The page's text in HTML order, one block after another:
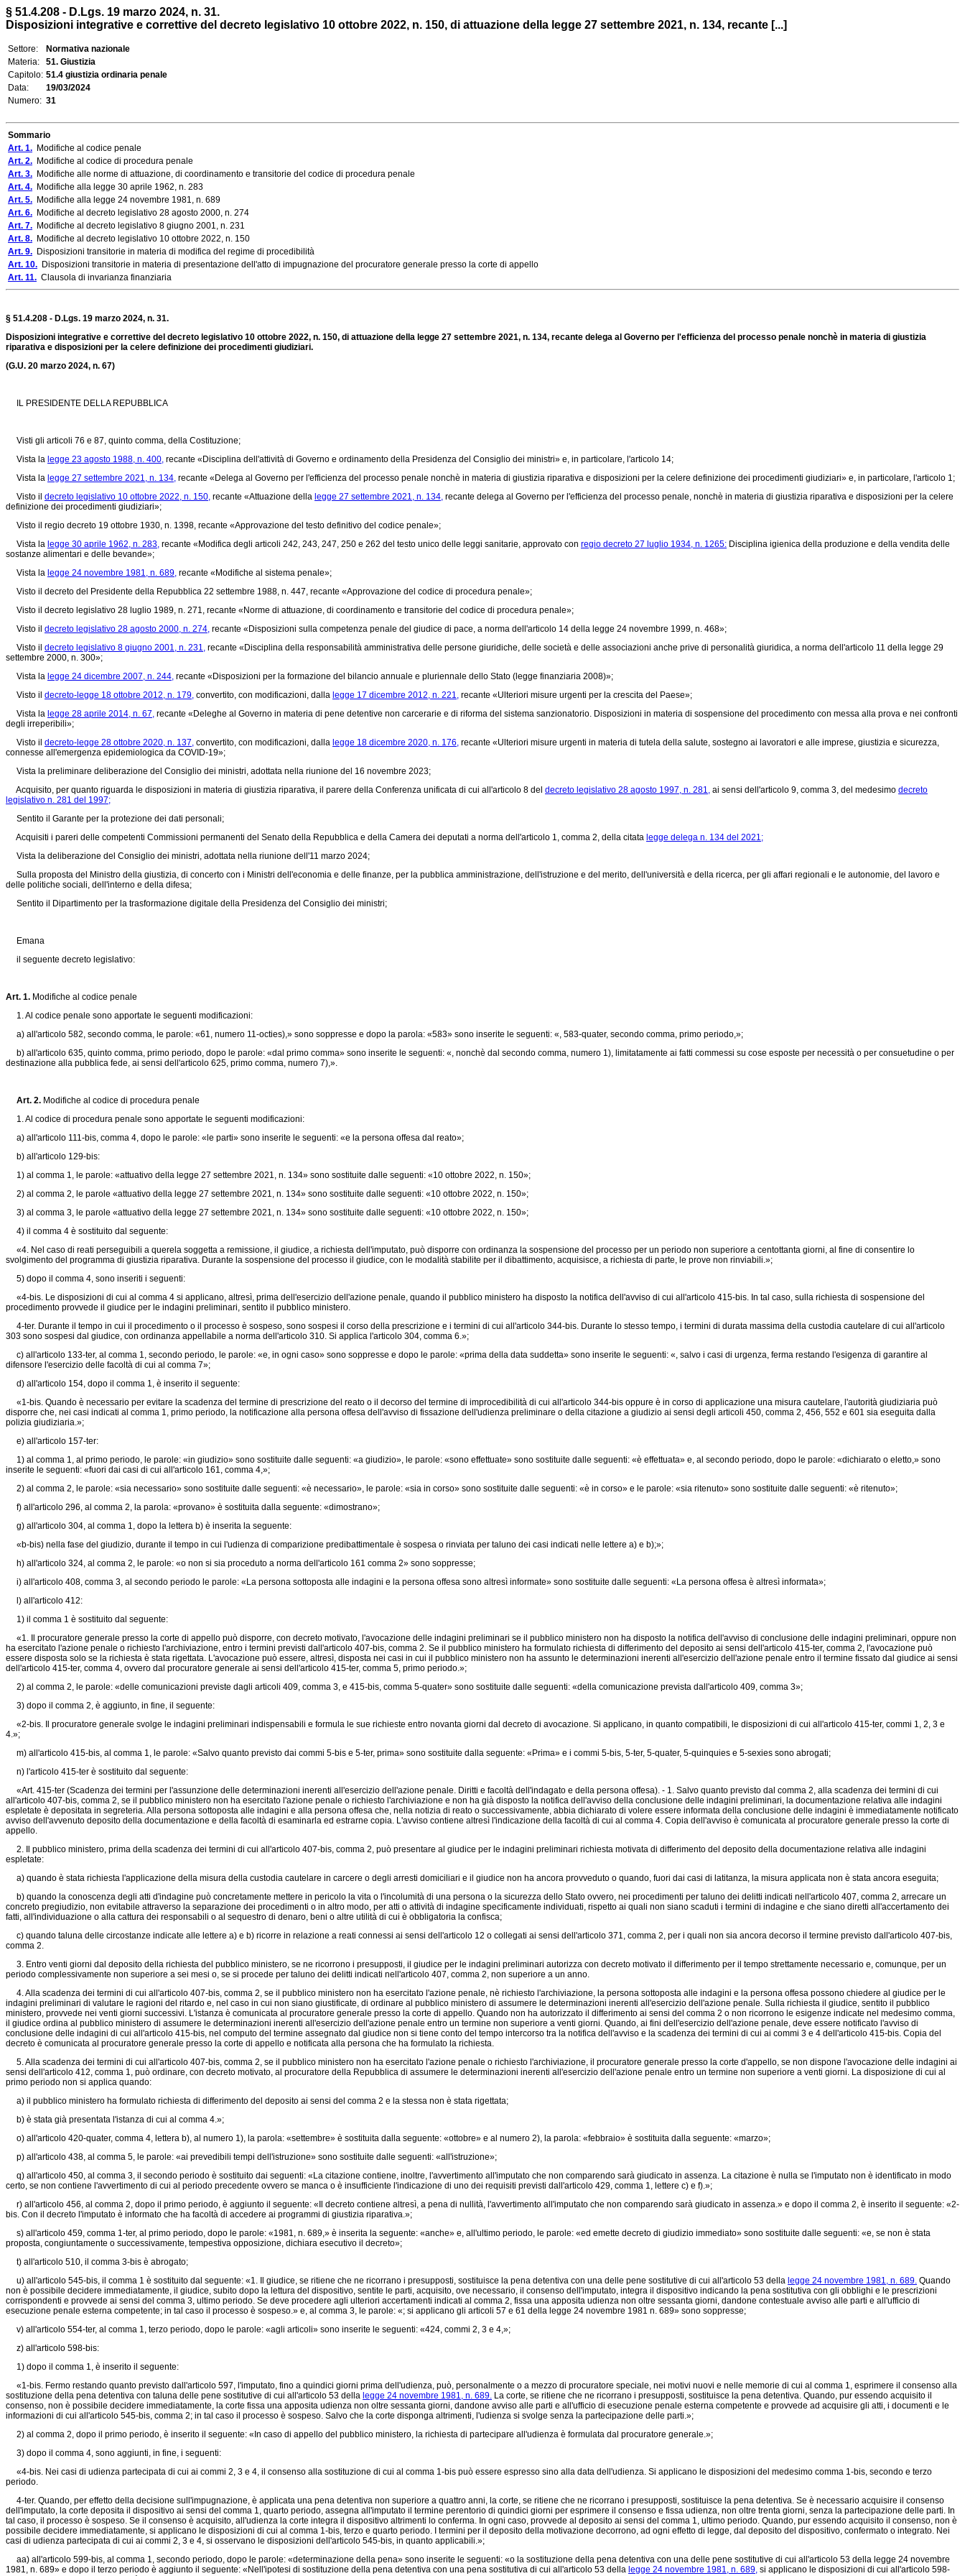
§ 51.4.208 - D.Lgs. 19 marzo 2024, n. 31.
Disposizioni integrative e correttive del decreto legislativo 10 ottobre 2022, n. 150, di attuazione della legge 27 settembre 2021, n. 134, recante [...]
Settore:
Normativa nazionale
Materia:
51. Giustizia
Capitolo: 51.4 giustizia ordinaria penale
Data:
19/03/2024
Numero: 31
Sommario
Art. 1. Modifiche al codice penale
Art. 2. Modifiche al codice di procedura penale
Art. 3. Modifiche alle norme di attuazione, di coordinamento e transitorie del codice di procedura penale
Art. 4. Modifiche alla legge 30 aprile 1962, n. 283
Art. 5. Modifiche alla legge 24 novembre 1981, n. 689
Art. 6. Modifiche al decreto legislativo 28 agosto 2000, n. 274
Art. 7. Modifiche al decreto legislativo 8 giugno 2001, n. 231
Art. 8. Modifiche al decreto legislativo 10 ottobre 2022, n. 150
Art. 9. Disposizioni transitorie in materia di modifica del regime di procedibilità
Art. 10. Disposizioni transitorie in materia di presentazione dell'atto di impugnazione del procuratore generale presso la corte di appello
Art. 11. Clausola di invarianza finanziaria
§ 51.4.208 - D.Lgs. 19 marzo 2024, n. 31.
Disposizioni integrative e correttive del decreto legislativo 10 ottobre 2022, n. 150, di attuazione della legge 27 settembre 2021, n. 134, recante delega al Governo per l'efficienza del processo penale nonchè in materia di giustizia
riparativa e disposizioni per la celere definizione dei procedimenti giudiziari.
(G.U. 20 marzo 2024, n. 67)
IL PRESIDENTE DELLA REPUBBLICA
Visti gli articoli 76 e 87, quinto comma, della Costituzione;
Vista la legge 23 agosto 1988, n. 400, recante «Disciplina dell'attività di Governo e ordinamento della Presidenza del Consiglio dei ministri» e, in particolare, l'articolo 14;
Vista la legge 27 settembre 2021, n. 134, recante «Delega al Governo per l'efficienza del processo penale nonchè in materia di giustizia riparativa e disposizioni per la celere definizione dei procedimenti giudiziari» e, in particolare, l'articolo 1;
Visto il decreto legislativo 10 ottobre 2022, n. 150, recante «Attuazione della legge 27 settembre 2021, n. 134, recante delega al Governo per l'efficienza del processo penale, nonchè in materia di giustizia riparativa e disposizioni per la celere
definizione dei procedimenti giudiziari»;
Visto il regio decreto 19 ottobre 1930, n. 1398, recante «Approvazione del testo definitivo del codice penale»;
Vista la legge 30 aprile 1962, n. 283, recante «Modifica degli articoli 242, 243, 247, 250 e 262 del testo unico delle leggi sanitarie, approvato con regio decreto 27 luglio 1934, n. 1265: Disciplina igienica della produzione e della vendita delle
sostanze alimentari e delle bevande»;
Vista la legge 24 novembre 1981, n. 689, recante «Modifiche al sistema penale»;
Visto il decreto del Presidente della Repubblica 22 settembre 1988, n. 447, recante «Approvazione del codice di procedura penale»;
Visto il decreto legislativo 28 luglio 1989, n. 271, recante «Norme di attuazione, di coordinamento e transitorie del codice di procedura penale»;
Visto il decreto legislativo 28 agosto 2000, n. 274, recante «Disposizioni sulla competenza penale del giudice di pace, a norma dell'articolo 14 della legge 24 novembre 1999, n. 468»;
Visto il decreto legislativo 8 giugno 2001, n. 231, recante «Disciplina della responsabilità amministrativa delle persone giuridiche, delle società e delle associazioni anche prive di personalità giuridica, a norma dell'articolo 11 della legge 29
settembre 2000, n. 300»;
Vista la legge 24 dicembre 2007, n. 244, recante «Disposizioni per la formazione del bilancio annuale e pluriennale dello Stato (legge finanziaria 2008)»;
Visto il decreto-legge 18 ottobre 2012, n. 179, convertito, con modificazioni, dalla legge 17 dicembre 2012, n. 221, recante «Ulteriori misure urgenti per la crescita del Paese»;
Vista la legge 28 aprile 2014, n. 67, recante «Deleghe al Governo in materia di pene detentive non carcerarie e di riforma del sistema sanzionatorio. Disposizioni in materia di sospensione del procedimento con messa alla prova e nei confronti
degli irreperibili»;
Visto il decreto-legge 28 ottobre 2020, n. 137, convertito, con modificazioni, dalla legge 18 dicembre 2020, n. 176, recante «Ulteriori misure urgenti in materia di tutela della salute, sostegno ai lavoratori e alle imprese, giustizia e sicurezza,
connesse all'emergenza epidemiologica da COVID-19»;
Vista la preliminare deliberazione del Consiglio dei ministri, adottata nella riunione del 16 novembre 2023;
Acquisito, per quanto riguarda le disposizioni in materia di giustizia riparativa, il parere della Conferenza unificata di cui all'articolo 8 del decreto legislativo 28 agosto 1997, n. 281, ai sensi dell'articolo 9, comma 3, del medesimo decreto
legislativo n. 281 del 1997;
Sentito il Garante per la protezione dei dati personali;
Acquisiti i pareri delle competenti Commissioni permanenti del Senato della Repubblica e della Camera dei deputati a norma dell'articolo 1, comma 2, della citata legge delega n. 134 del 2021;
Vista la deliberazione del Consiglio dei ministri, adottata nella riunione dell'11 marzo 2024;
Sulla proposta del Ministro della giustizia, di concerto con i Ministri dell'economia e delle finanze, per la pubblica amministrazione, dell'istruzione e del merito, dell'università e della ricerca, per gli affari regionali e le autonomie, del lavoro e
delle politiche sociali, dell'interno e della difesa;
Sentito il Dipartimento per la trasformazione digitale della Presidenza del Consiglio dei ministri;
Emana
il seguente decreto legislativo:
Art. 1. Modifiche al codice penale
1. Al codice penale sono apportate le seguenti modificazioni:
a) all'articolo 582, secondo comma, le parole: «61, numero 11-octies),» sono soppresse e dopo la parola: «583» sono inserite le seguenti: «, 583-quater, secondo comma, primo periodo,»;
b) all'articolo 635, quinto comma, primo periodo, dopo le parole: «dal primo comma» sono inserite le seguenti: «, nonchè dal secondo comma, numero 1), limitatamente ai fatti commessi su cose esposte per necessità o per consuetudine o per
destinazione alla pubblica fede, ai sensi dell'articolo 625, primo comma, numero 7),».
Art. 2. Modifiche al codice di procedura penale
1. Al codice di procedura penale sono apportate le seguenti modificazioni:
a) all'articolo 111-bis, comma 4, dopo le parole: «le parti» sono inserite le seguenti: «e la persona offesa dal reato»;
b) all'articolo 129-bis:
1) al comma 1, le parole: «attuativo della legge 27 settembre 2021, n. 134» sono sostituite dalle seguenti: «10 ottobre 2022, n. 150»;
2) al comma 2, le parole «attuativo della legge 27 settembre 2021, n. 134» sono sostituite dalle seguenti: «10 ottobre 2022, n. 150»;
3) al comma 3, le parole «attuativo della legge 27 settembre 2021, n. 134» sono sostituite dalle seguenti: «10 ottobre 2022, n. 150»;
4) il comma 4 è sostituito dal seguente:
«4. Nel caso di reati perseguibili a querela soggetta a remissione, il giudice, a richiesta dell'imputato, può disporre con ordinanza la sospensione del processo per un periodo non superiore a centottanta giorni, al fine di consentire lo
svolgimento del programma di giustizia riparativa. Durante la sospensione del processo il giudice, con le modalità stabilite per il dibattimento, acquisisce, a richiesta di parte, le prove non rinviabili.»;
5) dopo il comma 4, sono inseriti i seguenti:
«4-bis. Le disposizioni di cui al comma 4 si applicano, altresì, prima dell'esercizio dell'azione penale, quando il pubblico ministero ha disposto la notifica dell'avviso di cui all'articolo 415-bis. In tal caso, sulla richiesta di sospensione del
procedimento provvede il giudice per le indagini preliminari, sentito il pubblico ministero.
4-ter. Durante il tempo in cui il procedimento o il processo è sospeso, sono sospesi il corso della prescrizione e i termini di cui all'articolo 344-bis. Durante lo stesso tempo, i termini di durata massima della custodia cautelare di cui all'articolo
303 sono sospesi dal giudice, con ordinanza appellabile a norma dell'articolo 310. Si applica l'articolo 304, comma 6.»;
c) all'articolo 133-ter, al comma 1, secondo periodo, le parole: «e, in ogni caso» sono soppresse e dopo le parole: «prima della data suddetta» sono inserite le seguenti: «, salvo i casi di urgenza, ferma restando l'esigenza di garantire al
difensore l'esercizio delle facoltà di cui al comma 7»;
d) all'articolo 154, dopo il comma 1, è inserito il seguente:
«1-bis. Quando è necessario per evitare la scadenza del termine di prescrizione del reato o il decorso del termine di improcedibilità di cui all'articolo 344-bis oppure è in corso di applicazione una misura cautelare, l'autorità giudiziaria può
disporre che, nei casi indicati al comma 1, primo periodo, la notificazione alla persona offesa dell'avviso di fissazione dell'udienza preliminare o della citazione a giudizio ai sensi degli articoli 450, comma 2, 456, 552 e 601 sia eseguita dalla
polizia giudiziaria.»;
e) all'articolo 157-ter:
1) al comma 1, al primo periodo, le parole: «in giudizio» sono sostituite dalle seguenti: «a giudizio», le parole: «sono effettuate» sono sostituite dalle seguenti: «è effettuata» e, al secondo periodo, dopo le parole: «dichiarato o eletto,» sono
inserite le seguenti: «fuori dai casi di cui all'articolo 161, comma 4,»;
2) al comma 2, le parole: «sia necessario» sono sostituite dalle seguenti: «è necessario», le parole: «sia in corso» sono sostituite dalle seguenti: «è in corso» e le parole: «sia ritenuto» sono sostituite dalle seguenti: «è ritenuto»;
f) all'articolo 296, al comma 2, la parola: «provano» è sostituita dalla seguente: «dimostrano»;
g) all'articolo 304, al comma 1, dopo la lettera b) è inserita la seguente:
«b-bis) nella fase del giudizio, durante il tempo in cui l'udienza di comparizione predibattimentale è sospesa o rinviata per taluno dei casi indicati nelle lettere a) e b);»;
h) all'articolo 324, al comma 2, le parole: «o non si sia proceduto a norma dell'articolo 161 comma 2» sono soppresse;
i) all'articolo 408, comma 3, al secondo periodo le parole: «La persona sottoposta alle indagini e la persona offesa sono altresì informate» sono sostituite dalle seguenti: «La persona offesa è altresì informata»;
l) all'articolo 412:
1) il comma 1 è sostituito dal seguente:
«1. Il procuratore generale presso la corte di appello può disporre, con decreto motivato, l'avocazione delle indagini preliminari se il pubblico ministero non ha disposto la notifica dell'avviso di conclusione delle indagini preliminari, oppure non
ha esercitato l'azione penale o richiesto l'archiviazione, entro i termini previsti dall'articolo 407-bis, comma 2. Se il pubblico ministero ha formulato richiesta di differimento del deposito ai sensi dell'articolo 415-ter, comma 2, l'avocazione può
essere disposta solo se la richiesta è stata rigettata. L'avocazione può essere, altresì, disposta nei casi in cui il pubblico ministero non ha assunto le determinazioni inerenti all'esercizio dell'azione penale entro il termine fissato dal giudice ai sensi
dell'articolo 415-ter, comma 4, ovvero dal procuratore generale ai sensi dell'articolo 415-ter, comma 5, primo periodo.»;
2) al comma 2, le parole: «delle comunicazioni previste dagli articoli 409, comma 3, e 415-bis, comma 5-quater» sono sostituite dalle seguenti: «della comunicazione prevista dall'articolo 409, comma 3»;
3) dopo il comma 2, è aggiunto, in fine, il seguente:
«2-bis. Il procuratore generale svolge le indagini preliminari indispensabili e formula le sue richieste entro novanta giorni dal decreto di avocazione. Si applicano, in quanto compatibili, le disposizioni di cui all'articolo 415-ter, commi 1, 2, 3 e
4.»;
m) all'articolo 415-bis, al comma 1, le parole: «Salvo quanto previsto dai commi 5-bis e 5-ter, prima» sono sostituite dalla seguente: «Prima» e i commi 5-bis, 5-ter, 5-quater, 5-quinquies e 5-sexies sono abrogati;
n) l'articolo 415-ter è sostituito dal seguente:
«Art. 415-ter (Scadenza dei termini per l'assunzione delle determinazioni inerenti all'esercizio dell'azione penale. Diritti e facoltà dell'indagato e della persona offesa). - 1. Salvo quanto previsto dal comma 2, alla scadenza dei termini di cui
all'articolo 407-bis, comma 2, se il pubblico ministero non ha esercitato l'azione penale o richiesto l'archiviazione e non ha già disposto la notifica dell'avviso della conclusione delle indagini preliminari, la documentazione relativa alle indagini
espletate è depositata in segreteria. Alla persona sottoposta alle indagini e alla persona offesa che, nella notizia di reato o successivamente, abbia dichiarato di volere essere informata della conclusione delle indagini è immediatamente notificato
avviso dell'avvenuto deposito della documentazione e della facoltà di esaminarla ed estrarne copia. L'avviso contiene altresì l'indicazione della facoltà di cui al comma 4. Copia dell'avviso è comunicata al procuratore generale presso la corte di
appello.
2. Il pubblico ministero, prima della scadenza dei termini di cui all'articolo 407-bis, comma 2, può presentare al giudice per le indagini preliminari richiesta motivata di differimento del deposito della documentazione relativa alle indagini
espletate:
a) quando è stata richiesta l'applicazione della misura della custodia cautelare in carcere o degli arresti domiciliari e il giudice non ha ancora provveduto o quando, fuori dai casi di latitanza, la misura applicata non è stata ancora eseguita;
b) quando la conoscenza degli atti d'indagine può concretamente mettere in pericolo la vita o l'incolumità di una persona o la sicurezza dello Stato ovvero, nei procedimenti per taluno dei delitti indicati nell'articolo 407, comma 2, arrecare un
concreto pregiudizio, non evitabile attraverso la separazione dei procedimenti o in altro modo, per atti o attività di indagine specificamente individuati, rispetto ai quali non siano scaduti i termini di indagine e che siano diretti all'accertamento dei
fatti, all'individuazione o alla cattura dei responsabili o al sequestro di denaro, beni o altre utilità di cui è obbligatoria la confisca;
c) quando taluna delle circostanze indicate alle lettere a) e b) ricorre in relazione a reati connessi ai sensi dell'articolo 12 o collegati ai sensi dell'articolo 371, comma 2, per i quali non sia ancora decorso il termine previsto dall'articolo 407-bis,
comma 2.
3. Entro venti giorni dal deposito della richiesta del pubblico ministero, se ne ricorrono i presupposti, il giudice per le indagini preliminari autorizza con decreto motivato il differimento per il tempo strettamente necessario e, comunque, per un
periodo complessivamente non superiore a sei mesi o, se si procede per taluno dei delitti indicati nell'articolo 407, comma 2, non superiore a un anno.
4. Alla scadenza dei termini di cui all'articolo 407-bis, comma 2, se il pubblico ministero non ha esercitato l'azione penale, nè richiesto l'archiviazione, la persona sottoposta alle indagini e la persona offesa possono chiedere al giudice per le
indagini preliminari di valutare le ragioni del ritardo e, nel caso in cui non siano giustificate, di ordinare al pubblico ministero di assumere le determinazioni inerenti all'esercizio dell'azione penale. Sulla richiesta il giudice, sentito il pubblico
ministero, provvede nei venti giorni successivi. L'istanza è comunicata al procuratore generale presso la corte di appello. Quando non ha autorizzato il differimento ai sensi del comma 2 o non ricorrono le esigenze indicate nel medesimo comma,
il giudice ordina al pubblico ministero di assumere le determinazioni inerenti all'esercizio dell'azione penale entro un termine non superiore a venti giorni. Quando, ai fini dell'esercizio dell'azione penale, deve essere notificato l'avviso di
conclusione delle indagini di cui all'articolo 415-bis, nel computo del termine assegnato dal giudice non si tiene conto del tempo intercorso tra la notifica dell'avviso e la scadenza dei termini di cui ai commi 3 e 4 dell'articolo 415-bis. Copia del
decreto è comunicata al procuratore generale presso la corte di appello e notificata alla persona che ha formulato la richiesta.
5. Alla scadenza dei termini di cui all'articolo 407-bis, comma 2, se il pubblico ministero non ha esercitato l'azione penale o richiesto l'archiviazione, il procuratore generale presso la corte d'appello, se non dispone l'avocazione delle indagini ai
sensi dell'articolo 412, comma 1, può ordinare, con decreto motivato, al procuratore della Repubblica di assumere le determinazioni inerenti all'esercizio dell'azione penale entro un termine non superiore a venti giorni. La disposizione di cui al
primo periodo non si applica quando:
a) il pubblico ministero ha formulato richiesta di differimento del deposito ai sensi del comma 2 e la stessa non è stata rigettata;
b) è stata già presentata l'istanza di cui al comma 4.»;
o) all'articolo 420-quater, comma 4, lettera b), al numero 1), la parola: «settembre» è sostituita dalla seguente: «ottobre» e al numero 2), la parola: «febbraio» è sostituita dalla seguente: «marzo»;
p) all'articolo 438, al comma 5, le parole: «ai prevedibili tempi dell'istruzione» sono sostituite dalle seguenti: «all'istruzione»;
q) all'articolo 450, al comma 3, il secondo periodo è sostituito dai seguenti: «La citazione contiene, inoltre, l'avvertimento all'imputato che non comparendo sarà giudicato in assenza. La citazione è nulla se l'imputato non è identificato in modo
certo, se non contiene l'avvertimento di cui al periodo precedente ovvero se manca o è insufficiente l'indicazione di uno dei requisiti previsti dall'articolo 429, comma 1, lettere c) e f).»;
r) all'articolo 456, al comma 2, dopo il primo periodo, è aggiunto il seguente: «Il decreto contiene altresì, a pena di nullità, l'avvertimento all'imputato che non comparendo sarà giudicato in assenza.» e dopo il comma 2, è inserito il seguente: «2-
bis. Con il decreto l'imputato è informato che ha facoltà di accedere ai programmi di giustizia riparativa.»;
s) all'articolo 459, comma 1-ter, al primo periodo, dopo le parole: «1981, n. 689,» è inserita la seguente: «anche» e, all'ultimo periodo, le parole: «ed emette decreto di giudizio immediato» sono sostituite dalle seguenti: «e, se non è stata
proposta, congiuntamente o successivamente, tempestiva opposizione, dichiara esecutivo il decreto»;
t) all'articolo 510, il comma 3-bis è abrogato;
u) all'articolo 545-bis, il comma 1 è sostituito dal seguente: «1. Il giudice, se ritiene che ne ricorrano i presupposti, sostituisce la pena detentiva con una delle pene sostitutive di cui all'articolo 53 della legge 24 novembre 1981, n. 689. Quando
non è possibile decidere immediatamente, il giudice, subito dopo la lettura del dispositivo, sentite le parti, acquisito, ove necessario, il consenso dell'imputato, integra il dispositivo indicando la pena sostitutiva con gli obblighi e le prescrizioni
corrispondenti e provvede ai sensi del comma 3, ultimo periodo. Se deve procedere agli ulteriori accertamenti indicati al comma 2, fissa una apposita udienza non oltre sessanta giorni, dandone contestuale avviso alle parti e all'ufficio di
esecuzione penale esterna competente; in tal caso il processo è sospeso.» e, al comma 3, le parole: «; si applicano gli articoli 57 e 61 della legge 24 novembre 1981 n. 689» sono soppresse;
v) all'articolo 554-ter, al comma 1, terzo periodo, dopo le parole: «agli articoli» sono inserite le seguenti: «424, commi 2, 3 e 4,»;
z) all'articolo 598-bis:
1) dopo il comma 1, è inserito il seguente:
«1-bis. Fermo restando quanto previsto dall'articolo 597, l'imputato, fino a quindici giorni prima dell'udienza, può, personalmente o a mezzo di procuratore speciale, nei motivi nuovi e nelle memorie di cui al comma 1, esprimere il consenso alla
sostituzione della pena detentiva con taluna delle pene sostitutive di cui all'articolo 53 della legge 24 novembre 1981, n. 689. La corte, se ritiene che ne ricorrano i presupposti, sostituisce la pena detentiva. Quando, pur essendo acquisito il
consenso, non è possibile decidere immediatamente, la corte fissa una apposita udienza non oltre sessanta giorni, dandone avviso alle parti e all'ufficio di esecuzione penale esterna competente e provvede ad acquisire gli atti, i documenti e le
informazioni di cui all'articolo 545-bis, comma 2; in tal caso il processo è sospeso. Salvo che la corte disponga altrimenti, l'udienza si svolge senza la partecipazione delle parti.»;
2) al comma 2, dopo il primo periodo, è inserito il seguente: «In caso di appello del pubblico ministero, la richiesta di partecipare all'udienza è formulata dal procuratore generale.»;
3) dopo il comma 4, sono aggiunti, in fine, i seguenti:
«4-bis. Nei casi di udienza partecipata di cui ai commi 2, 3 e 4, il consenso alla sostituzione di cui al comma 1-bis può essere espresso sino alla data dell'udienza. Si applicano le disposizioni del medesimo comma 1-bis, secondo e terzo
periodo.
4-ter. Quando, per effetto della decisione sull'impugnazione, è applicata una pena detentiva non superiore a quattro anni, la corte, se ritiene che ne ricorrano i presupposti, sostituisce la pena detentiva. Se è necessario acquisire il consenso
dell'imputato, la corte deposita il dispositivo ai sensi del comma 1, quarto periodo, assegna all'imputato il termine perentorio di quindici giorni per esprimere il consenso e fissa udienza, non oltre trenta giorni, senza la partecipazione delle parti. In
tal caso, il processo è sospeso. Se il consenso è acquisito, all'udienza la corte integra il dispositivo altrimenti lo conferma. In ogni caso, provvede al deposito ai sensi del comma 1, ultimo periodo. Quando, pur essendo acquisito il consenso, non è
possibile decidere immediatamente, si applicano le disposizioni di cui al comma 1-bis, terzo e quarto periodo. I termini per il deposito della motivazione decorrono, ad ogni effetto di legge, dal deposito del dispositivo, confermato o integrato. Nei
casi di udienza partecipata di cui ai commi 2, 3 e 4, si osservano le disposizioni dell'articolo 545-bis, in quanto applicabili.»;
aa) all'articolo 599-bis, al comma 1, secondo periodo, dopo le parole: «determinazione della pena» sono inserite le seguenti: «o la sostituzione della pena detentiva con una delle pene sostitutive di cui all'articolo 53 della legge 24 novembre
1981, n. 689» e dopo il terzo periodo è aggiunto il seguente: «Nell'ipotesi di sostituzione della pena detentiva con una pena sostitutiva di cui all'articolo 53 della legge 24 novembre 1981, n. 689, si applicano le disposizioni di cui all'articolo 598-